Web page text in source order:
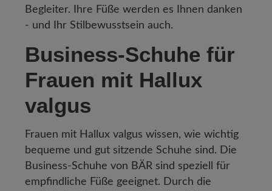
Begleiter. Ihre Füße werden es Ihnen danken
- und Ihr Stilbewusstsein auch.
Business-Schuhe für
Frauen mit Hallux
valgus
Frauen mit Hallux valgus wissen, wie wichtig
bequeme und gut sitzende Schuhe sind. Die
Business-Schuhe von BÄR sind speziell für
empfindliche Füße geeignet. Durch die